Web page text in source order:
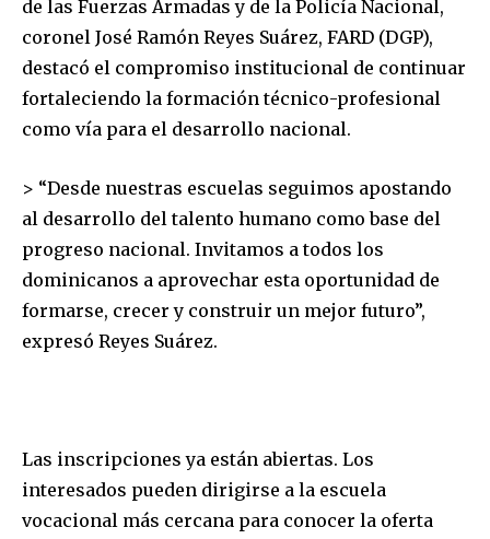
de las Fuerzas Armadas y de la Policía Nacional,
coronel José Ramón Reyes Suárez, FARD (DGP),
destacó el compromiso institucional de continuar
fortaleciendo la formación técnico-profesional
como vía para el desarrollo nacional.
> “Desde nuestras escuelas seguimos apostando
al desarrollo del talento humano como base del
progreso nacional. Invitamos a todos los
dominicanos a aprovechar esta oportunidad de
formarse, crecer y construir un mejor futuro”,
expresó Reyes Suárez.
Las inscripciones ya están abiertas. Los
interesados pueden dirigirse a la escuela
vocacional más cercana para conocer la oferta